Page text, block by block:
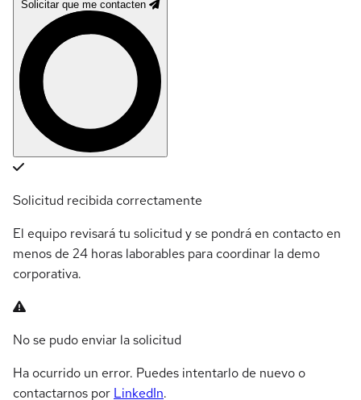
Solicitar que me contacten
Solicitud recibida correctamente
El equipo revisará tu solicitud y se pondrá en contacto en
menos de 24 horas laborables para coordinar la demo
corporativa.
No se pudo enviar la solicitud
Ha ocurrido un error. Puedes intentarlo de nuevo o
contactarnos por LinkedIn.